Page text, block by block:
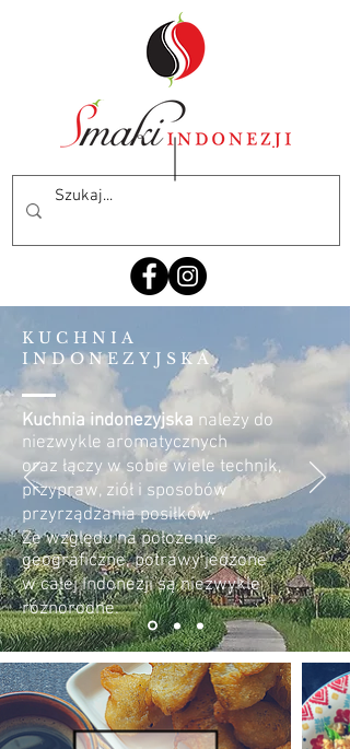
KUCHNIA
INDONEZYJSKA
Kuchnia indonezyjska należy do
niezwykle aromatycznych
oraz łączy w sobie wiele technik,
przypraw, ziół i sposobów
przyrządzania posiłków.
Ze względu na położenie
geograficzne, potrawy jedzone
w całej Indonezji są niezwykle
różnorodne.